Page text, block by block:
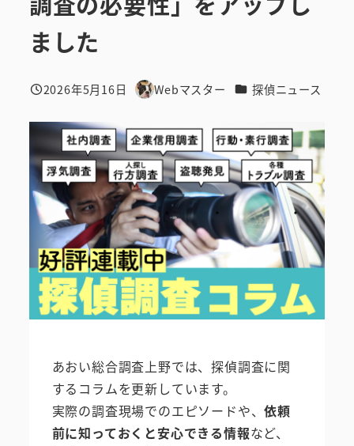
ました
投稿日
2026年5月16日
著
Webマスター カテゴリー
探偵ニュース
あおい総合調査上野では、探偵調査に関
するコラムを更新しています。
実際の調査現場でのエピソードや、依頼
前に知っておくと安心できる情報など、